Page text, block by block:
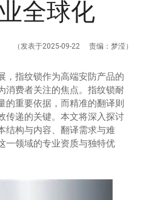
全球化
（发表于2025-09-22 责编：梦滢）
，指纹锁作为高端安防产品的
消费者关注的焦点。指纹锁耐
的重要依据，而精准的翻译则
传递的关键。本文将深入探讨
结构与内容、翻译需求与难
一领域的专业资质与独特优